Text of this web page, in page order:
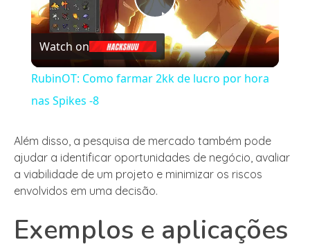
Play
Video
Watch on
RubinOT: Como farmar 2kk de lucro por hora
nas Spikes -8
Além disso, a pesquisa de mercado também pode
ajudar a identificar oportunidades de negócio, avaliar
a viabilidade de um projeto e minimizar os riscos
envolvidos em uma decisão.
Exemplos e aplicações